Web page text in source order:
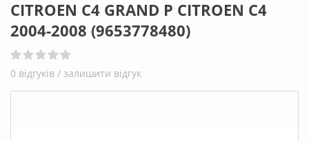
CITROEN C4 GRAND P CITROEN C4
2004-2008 (9653778480)
0 відгуків / залишити відгук